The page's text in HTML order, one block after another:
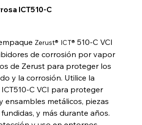
ICT510-C
Zerust® ICT® 510-C VCI
de corrosión por vapor
de Zerust para proteger los
y la corrosión. Utilice la
C VCI para proteger
ensambles metálicos, piezas
y más durante años.